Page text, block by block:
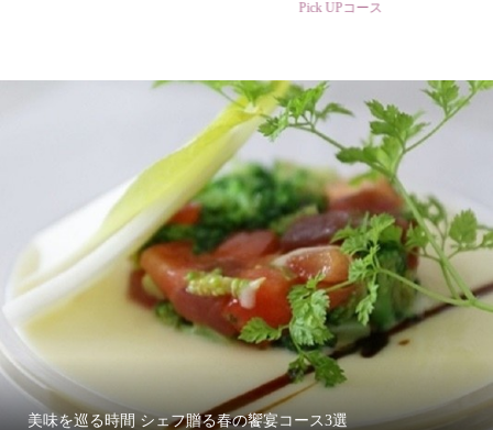
美味を巡る時間 シェフ贈る春の饗宴コース3選